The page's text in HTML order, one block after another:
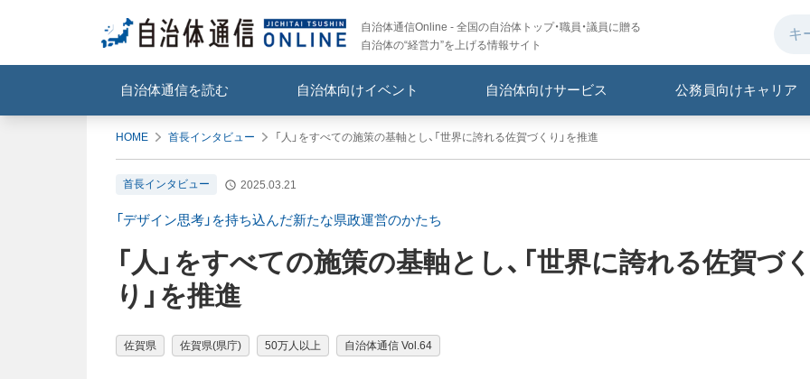
自治体通信Online - 全国の自治体トップ・職員・議員に贈る
自治体の“経営力”を上げる情報サイト
自治体通信を読む 自治体向けイベント 自治体向けサービス 公務員向けキャリア
HOME 首長インタビュー 「人」をすべての施策の基軸とし、「世界に誇れる佐賀づくり」を推進
首長インタビュー 2025.03.21
「デザイン思考」を持ち込んだ新たな県政運営のかたち
「人」をすべての施策の基軸とし、「世界に誇れる佐賀づく
り」を推進
佐賀県 佐賀県(県庁) 50万人以上 自治体通信 Vol.64